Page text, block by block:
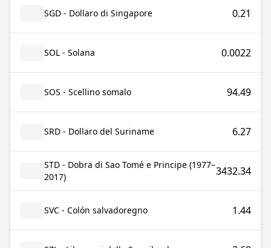
SGD - Dollaro di Singapore 0.21
SOL - Solana 0.0022
SOS - Scellino somalo 94.49
SRD - Dollaro del Suriname 6.27
STD - Dobra di Sao Tomé e Principe (1977–
2017)
3432.34
SVC - Colón salvadoregno 1.44